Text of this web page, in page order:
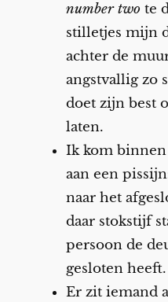
number two te
stilletjes mijn
achter de
angstvallig zo
doet zijn best
laten.
Ik kom binnen
aan een
naar het
daar stokstijf
persoon de
gesloten heeft.
Er zit iemand